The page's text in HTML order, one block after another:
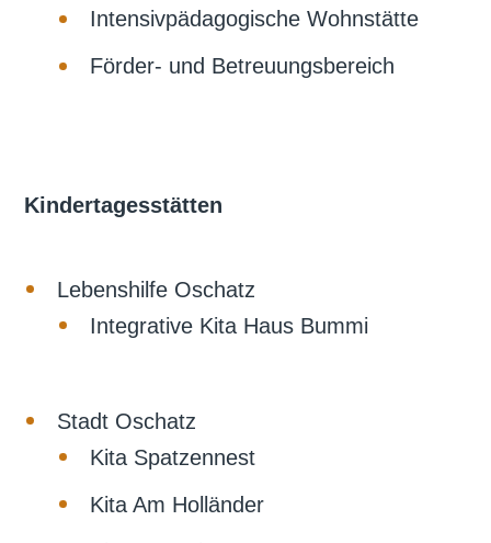
Intensivpädagogische Wohnstätte
Förder- und Betreuungsbereich
Kindertagesstätten
Lebenshilfe Oschatz
Integrative Kita Haus Bummi
Stadt Oschatz
Kita Spatzennest
Kita Am Holländer